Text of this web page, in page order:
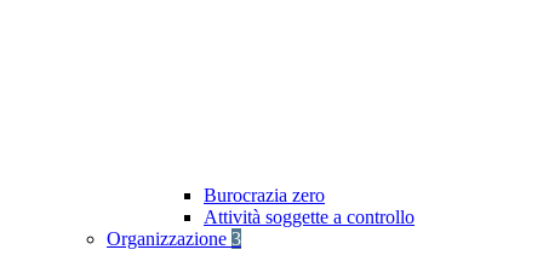
Burocrazia zero
Attività soggette a controllo
Organizzazione 3